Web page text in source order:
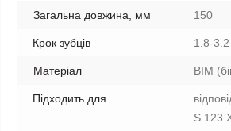
Загальна довжина, мм 150
Крок зубців 1.8-
Матеріал BIM
Підходить для
S 123